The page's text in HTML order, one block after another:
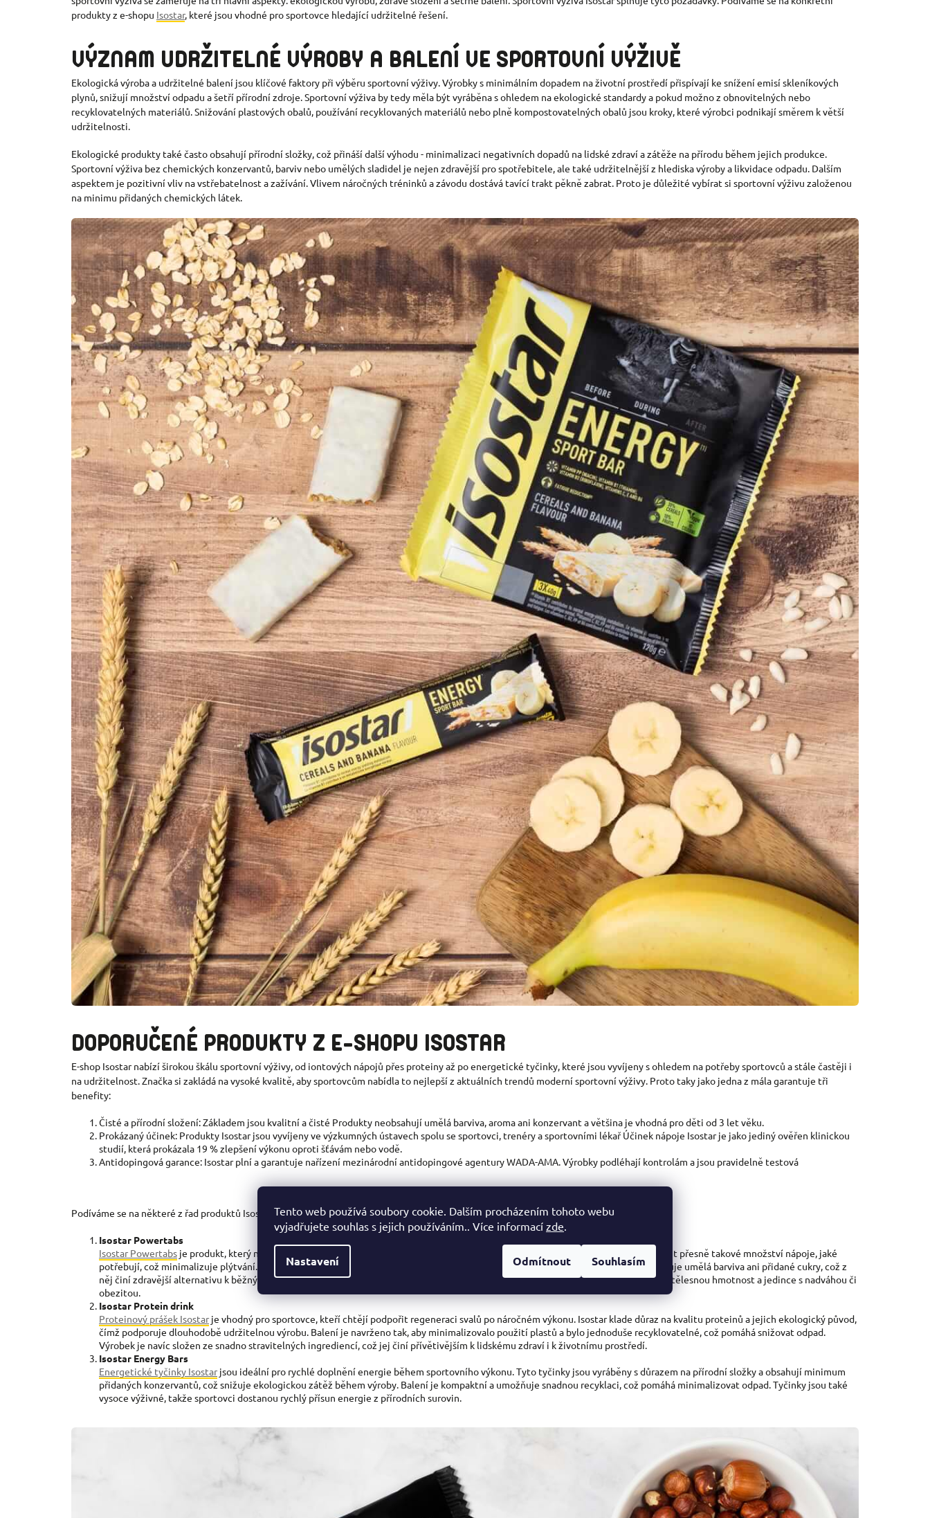
Tento web používá soubory cookie. Dalším procházením tohoto webu
vyjadřujete souhlas s jejich používáním.. Více informací zde.
Nastavení Odmítnout Souhlasím
produkty z e-shopu Isostar, které jsou vhodné pro sportovce hledající udržitelné řešení.
VÝZNAM UDRŽITELNÉ VÝROBY A BALENÍ VE SPORTOVNÍ VÝŽIVĚ
Ekologická výroba a udržitelné balení jsou klíčové faktory při výběru sportovní výživy. Výrobky s minimálním dopadem na životní prostředí přispívají ke snížení emisí skleníkových
plynů, snižují množství odpadu a šetří přírodní zdroje. Sportovní výživa by tedy měla být vyráběna s ohledem na ekologické standardy a pokud možno z obnovitelných nebo
recyklovatelných materiálů. Snižování plastových obalů, používání recyklovaných materiálů nebo plně kompostovatelných obalů jsou kroky, které výrobci podnikají směrem k větší
udržitelnosti.
Ekologické produkty také často obsahují přírodní složky, což přináší další výhodu - minimalizaci negativních dopadů na lidské zdraví a zátěže na přírodu během jejich produkce.
Sportovní výživa bez chemických konzervantů, barviv nebo umělých sladidel je nejen zdravější pro spotřebitele, ale také udržitelnější z hlediska výroby a likvidace odpadu. Dalším
aspektem je pozitivní vliv na vstřebatelnost a zažívání. Vlivem náročných tréninků a závodu dostává tavící trakt pěkně zabrat. Proto je důležité vybírat si sportovní výživu založenou
na minimu přidaných chemických látek.
DOPORUČENÉ PRODUKTY Z E-SHOPU ISOSTAR
E-shop Isostar nabízí širokou škálu sportovní výživy, od iontových nápojů přes proteiny až po energetické tyčinky, které jsou vyvíjeny s ohledem na potřeby sportovců a stále častěji i
na udržitelnost. Značka si zakládá na vysoké kvalitě, aby sportovcům nabídla to nejlepší z aktuálních trendů moderní sportovní výživy. Proto taky jako jedna z mála garantuje tři
benefity:
Čisté a přírodní složení: Základem jsou kvalitní a čisté Produkty neobsahují umělá barviva, aroma ani konzervant a většina je vhodná pro děti od 3 let věku.
Prokázaný účinek: Produkty Isostar jsou vyvíjeny ve výzkumných ústavech spolu se sportovci, trenéry a sportovními lékař Účinek nápoje Isostar je jako jediný ověřen klinickou
studií, která prokázala 19 % zlepšení výkonu oproti šťávám nebo vodě.
Antidopingová garance: Isostar plní a garantuje nařízení mezinárodní antidopingové agentury WADA-AMA. Výrobky podléhají kontrolám a jsou pravidelně testová
Podíváme se na některé z řad produktů Isostar, jakým způsobem splňují kritéria ekologické a zdravé volby:
Isostar Powertabs
Isostar Powertabs je produkt, který nabízí isotonický nápoj v tabletách. Tyto tablety jsou navrženy tak, aby si sportovci mohli připravit přesně takové množství nápoje, jaké
potřebují, což minimalizuje plýtvání. Navíc balení tablet je kompaktní, což snižuje ekologickou stopu při přepravě. Produkt neobsahuje umělá barviva ani přidané cukry, což z
něj činí zdravější alternativu k běžným isotonickým nápojům. Díky nižšímu obsahu kalorií je také vhodnou volbou jedince řešící svou tělesnou hmotnost a jedince s nadváhou či
obezitou.
Isostar Proteindrink
Proteinový prášek Isostar je vhodný pro sportovce, kteří chtějí podpořit regeneraci svalů po náročném výkonu. Isostar klade důraz na kvalitu proteinů a jejich ekologický původ,
čímž podporuje dlouhodobě udržitelnou výrobu. Balení je navrženo tak, aby minimalizovalo použití plastů a bylo jednoduše recyklovatelné, což pomáhá snižovat odpad.
Výrobek je navíc složen ze snadno stravitelných ingrediencí, což jej činí přívětivějším k lidskému zdraví i k životnímu prostředí.
Isostar Energy Bars
Energetické tyčinky Isostar jsou ideální pro rychlé doplnění energie během sportovního výkonu. Tyto tyčinky jsou vyráběny s důrazem na přírodní složky a obsahují minimum
přidaných konzervantů, což snižuje ekologickou zátěž během výroby. Balení je kompaktní a umožňuje snadnou recyklaci, což pomáhá minimalizovat odpad. Tyčinky jsou také
vysoce výživné, takže sportovci dostanou rychlý přísun energie z přírodních surovin.